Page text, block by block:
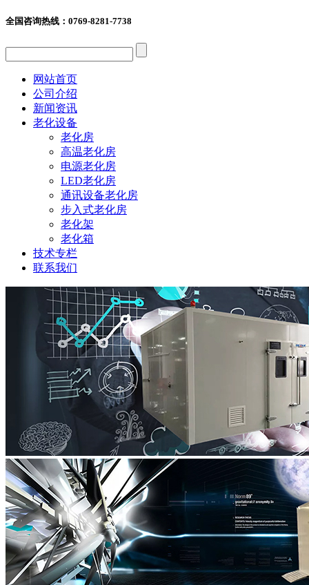
全国咨询热线： 0769-8281-7738
网站首页
公司介绍
新闻资讯
老化设备
老化房
高温老化房
电源老化房
LED老化房
通讯设备老化房
步入式老化房
老化架
老化箱
技术专栏
联系我们